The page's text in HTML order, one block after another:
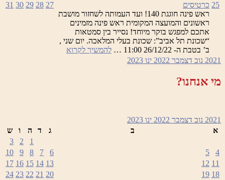
25 כרטיסים
ראש פינה חוגגת 140! ועד העמותה לשחזור מושבת
ראשונים והמועצה המקומית ראש פינה מזמינים
אתכם למפגש בוקר מיוחד! נסייר בין סמטאות
“שכונת תל אביב”: שכונת בעלי המלאכה. יום שני ,
ב’ בטבת ה- 26/12/22 11:00 …
להמשיך לקרוא
27
28
29
30
31
2021 נוב דצמבר 2022 ינו 2023
מי אנחנו?
2021 נוב דצמבר 2022 ינו 2023
א
ב ג ד ה ו
ש
1
2
3
4
5
6
7
8
9
10
11
12
13
14
15
16
17
18
19
20
21
22
23
24